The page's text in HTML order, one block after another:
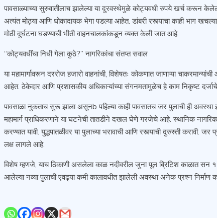
पावसाळ्याच्या सुरुवातीलाच झालेल्या या दुरवस्थेमुळे कोट्यवधी रुपये खर्च करून
अत्यंत मोठ्या आणि धोकादायक भेगा पडल्या आहेत. डांबरी रस्त्याचा काही भाग
मोठी दुर्घटना घडण्याची भीती वाहनचालकांकडून व्यक्त केली जात आहे.
“कोट्यवधींचा निधी गेला कुठे?” नागरिकांचा संतप्त सवाल
या महामार्गावरून दररोज हजारो वाहनांची, विशेषतः कोकणात जाणाऱ्या
आहेत. ठेकेदार आणि प्रशासकीय अधिकाऱ्यांच्या संगनमतामुळेच हे काम निकृष्ट
पावसाळा नुकताच सुरू झाला असूनb पहिल्या काही पावसातच जर पुलाची ही
महामार्ग प्राधिकरणाने या घटनेची तातडीने दखल घेणे गरजेचे आहे. स्थानिक
करण्यात यावी. युद्धपातळीवर या पुलाच्या भरावाची आणि रस्त्याची दुरुस्ती
लक्ष लागले आहे.
विशेष म्हणजे, याच ठिकाणी असलेला काळ नदीवरील जुना पूल ब्रिटिश काळात सन
आलेल्या नव्या पुलाची एवढ्या कमी कालावधीत झालेली अवस्था अनेक प्रश्न निर्माण